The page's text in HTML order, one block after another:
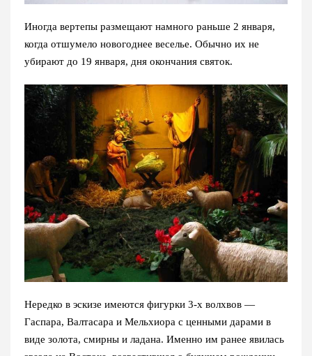
Иногда вертепы размещают намного раньше 2 января,
когда отшумело новогоднее веселье. Обычно их не
убирают до 19 января, дня окончания святок.
Нередко в эскизе имеются фигурки 3-х волхвов —
Гаспара, Валтасара и Мельхиора с ценными дарами в
виде золота, смирны и ладана. Именно им ранее явилась